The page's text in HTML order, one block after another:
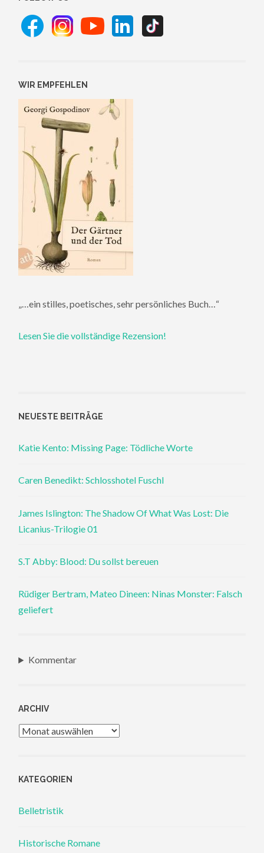
WIR EMPFEHLEN
„…ein stilles, poetisches, sehr persönliches Buch…“
Lesen Sie die vollständige Rezension!
NEUESTE BEITRÄGE
Katie Kento: Missing Page: Tödliche Worte
Caren Benedikt: Schlosshotel Fuschl
James Islington: The Shadow Of What Was Lost: Die
Licanius-Trilogie 01
S.T Abby: Blood: Du sollst bereuen
Rüdiger Bertram, Mateo Dineen: Ninas Monster: Falsch
geliefert
Kommentar
ARCHIV
Archiv
KATEGORIEN
Belletristik
Historische Romane